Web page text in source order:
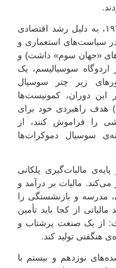
.
در سال‌های ۱۹۶۰ و ۱۹۷۰، به دلیل رشد اقتصادی
استعماری و
«جهان سوم» داشت) و
سوسیالیسم، یک
زیر چتر سوسیال
دوران، کمونیست‌ها
راهبردی خود برای
فراموش کنند، از
سوسیال دموکرات‌ها
مالیات‌گیری پلکانی
مالیات بر درآمد و
مدرسه و بازنشستگی را
از کجا باید تأمین
یک صنعت پرشتاب و
تولید کند .
نوزدهم و بیستم با